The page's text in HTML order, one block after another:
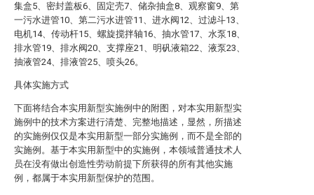
集盒5、密封盖板6、固定壳7、储杂抽盒8、观察窗9、第
一污水进管10、第二污水进管11、进水阀12、过滤斗13、
电机14、传动杆15、螺旋搅拌轴16、抽水管17、水泵18、
排水管19、排水阀20、支撑座21、明矾液箱22、液泵23、
抽液管24、排液管25、喷头26。
具体实施方式
下面将结合本实用新型实施例中的附图，对本实用新型实
施例中的技术方案进行清楚、完整地描述，显然，所描述
的实施例仅仅是本实用新型一部分实施例，而不是全部的
实施例。基于本实用新型中的实施例，本领域普通技术人
员在没有做出创造性劳动前提下所获得的所有其他实施
例，都属于本实用新型保护的范围。